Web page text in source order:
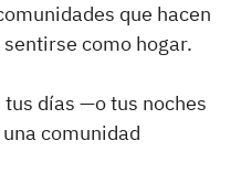
que hacen
como hogar.
días —o tus noches
comunidad